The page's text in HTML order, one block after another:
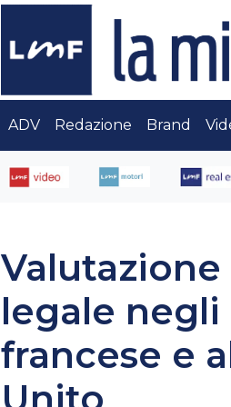
ADV Redazione Brand
legale
francese e